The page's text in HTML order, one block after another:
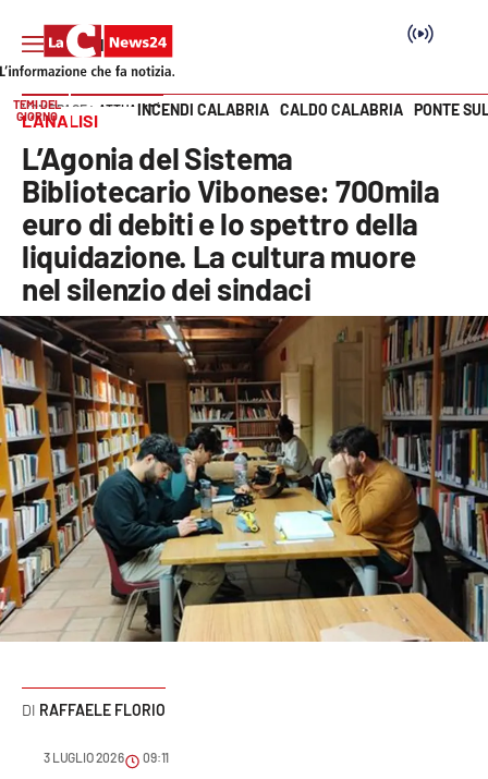
SEZIONI
Cronaca
Politica
Attualità
Economia e lavoro
Italia Mondo
Sanità
Sport
Cultura
Vai
TEMI DEL
GIORNO
INCENDI CALABRIA CALDO CALABRIA PONTE
HOME PAGE ATTUALITÀ
L’ANALISI
L’Agonia del Sistema
Bibliotecario Vibonese: 700mila
euro di debiti e lo spettro della
liquidazione. La cultura muore
nel silenzio dei sindaci
RAFFAELE FLORIO
3 LUGLIO 2026 09:11